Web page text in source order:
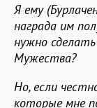
Я ему
награда им
нужно
Мужества?
Но, если
которые мне